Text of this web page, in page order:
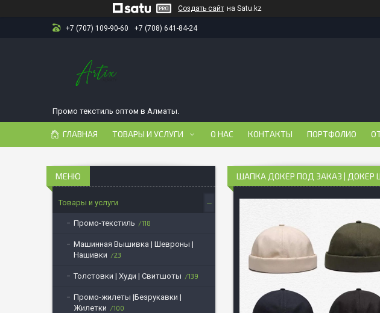
Создать сайт на Satu.kz
+7 (707) 109-90-60 +7 (708) 641-84-24
Промо текстиль оптом в Алматы.
ГЛАВНАЯ ТОВАРЫ И УСЛУГИ О НАС КОНТАКТЫ ПОРТФОЛИО
ШАПКА ДОКЕР ПОД ЗАКАЗ | ДОКЕР
Товары и услуги
Промо-текстиль 118
Машинная Вышивка | Шевроны |
Нашивки
23
Толстовки | Худи | Свитшоты 139
Промо-жилеты |Безрукавки |
Жилетки
100